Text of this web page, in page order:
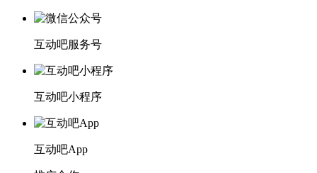
互动吧服务号
互动吧小程序
互动吧App